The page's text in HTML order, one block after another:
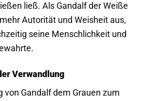
ließ. Als Gandalf der Weiße
Autorität und Weisheit aus,
seine Menschlichkeit und
Verwandlung
von Gandalf dem Grauen zum